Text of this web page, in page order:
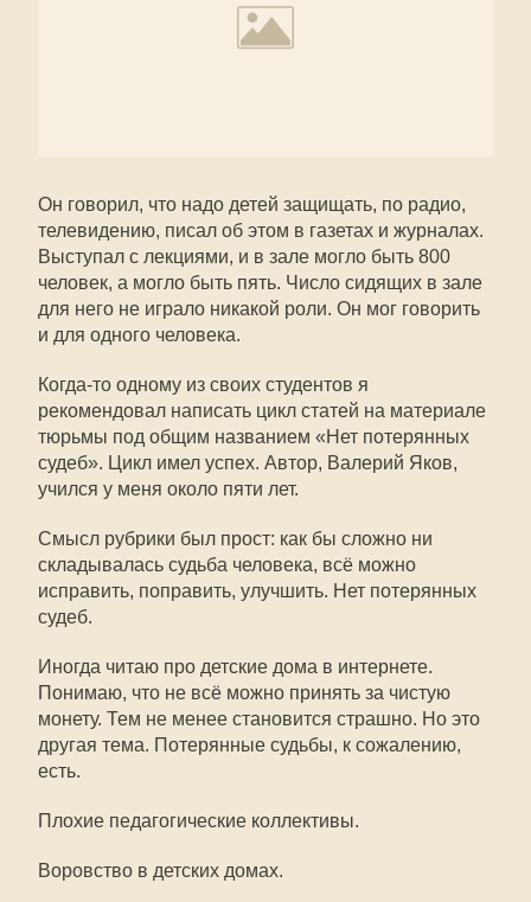
Он говорил, что надо детей защищать, по радио,
телевидению, писал об этом в газетах и журналах.
Выступал с лекциями, и в зале могло быть 800
человек, а могло быть пять. Число сидящих в зале
для него не играло никакой роли. Он мог говорить
и для одного человека.
Когда-то одному из своих студентов я
рекомендовал написать цикл статей на материале
тюрьмы под общим названием «Нет потерянных
судеб». Цикл имел успех. Автор, Валерий Яков,
учился у меня около пяти лет.
Смысл рубрики был прост: как бы сложно ни
складывалась судьба человека, всё можно
исправить, поправить, улучшить. Нет потерянных
судеб.
Иногда читаю про детские дома в интернете.
Понимаю, что не всё можно принять за чистую
монету. Тем не менее становится страшно. Но это
другая тема. Потерянные судьбы, к сожалению,
есть.
Плохие педагогические коллективы.
Воровство в детских домах.